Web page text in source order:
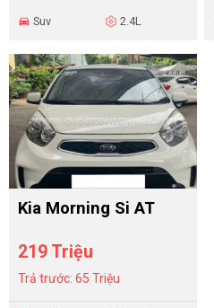
Suv 2.4L
Kia Morning Si AT
219 Triệu
Trả trước: 65 Triệu